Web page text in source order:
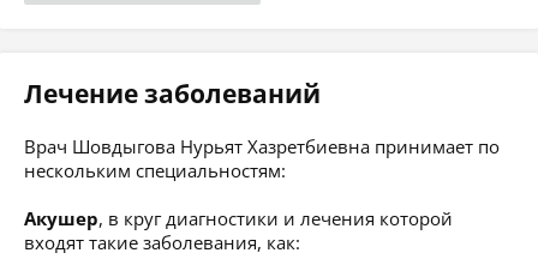
Лечение заболеваний
Врач Шовдыгова Нурьят Хазретбиевна принимает по
нескольким специальностям:
Акушер, в круг диагностики и лечения которой
входят такие заболевания, как: